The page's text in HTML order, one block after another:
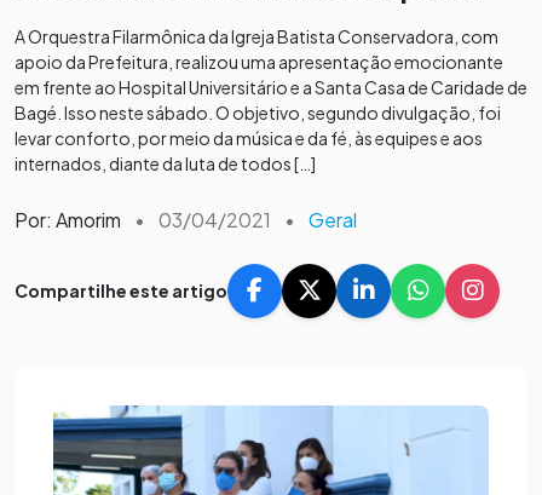
A Orquestra Filarmônica da Igreja Batista Conservadora, com
apoio da Prefeitura, realizou uma apresentação emocionante
em frente ao Hospital Universitário e a Santa Casa de Caridade de
Bagé. Isso neste sábado. O objetivo, segundo divulgação, foi
levar conforto, por meio da música e da fé, às equipes e aos
internados, diante da luta de todos […]
Por: Amorim • 03/04/2021 • Geral
Compartilhe este artigo